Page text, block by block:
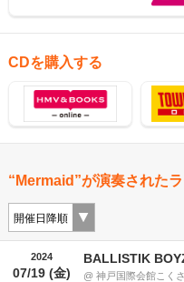
CDを購入する
“Mermaid”が演奏された
2024
07/19 (金)
BALLISTIK
@ 神戸国際会館こく